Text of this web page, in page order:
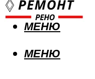
МЕНЮ
МЕНЮ